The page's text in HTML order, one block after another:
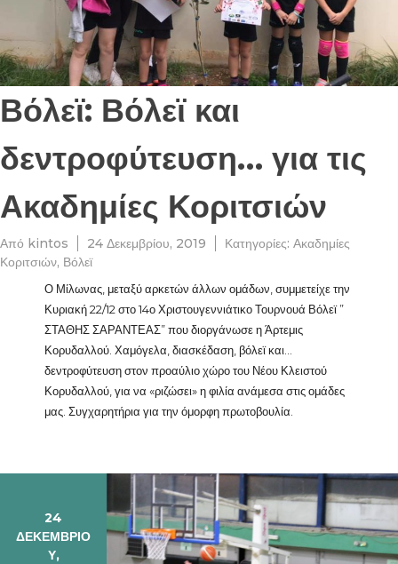
Βόλεϊ: Βόλεϊ και
δεντροφύτευση… για τις
Ακαδημίες Κοριτσιών
Από kintos 24 Δεκεμβρίου, 2019 Κατηγορίες: Ακαδημίες
Κοριτσιών, Βόλεϊ
Ο Μίλωνας, μεταξύ αρκετών άλλων ομάδων, συμμετείχε την
Κυριακή 22/12 στο 14ο Χριστουγεννιάτικο Τουρνουά Βόλεϊ ”
ΣΤΑΘΗΣ ΣΑΡΑΝΤΕΑΣ” που διοργάνωσε η Άρτεμις
Κορυδαλλού. Χαμόγελα, διασκέδαση, βόλεϊ και…
δεντροφύτευση στον προαύλιο χώρο του Νέου Κλειστού
Κορυδαλλού, για να «ριζώσει» η φιλία ανάμεσα στις ομάδες
μας. Συγχαρητήρια για την όμορφη πρωτοβουλία.
24
ΔΕΚΕΜΒΡΊΟ
Υ,